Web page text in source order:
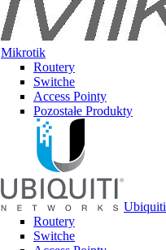
Mikrotik
Routery
Switche
Access Pointy
Pozostałe Produkty
Ubiquiti
Routery
Switche